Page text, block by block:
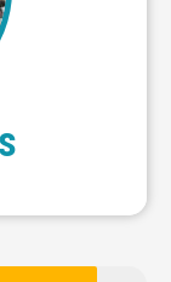
nec